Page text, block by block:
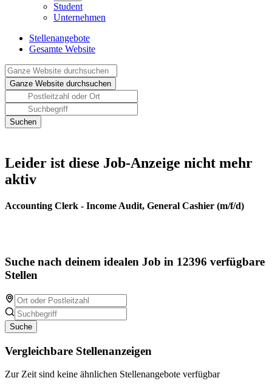
Student
Unternehmen
Stellenangebote
Gesamte Website
Leider ist diese Job-Anzeige nicht mehr
aktiv
Accounting Clerk - Income Audit, General Cashier (m/f/d)
Suche nach deinem idealen Job in 12396 verfügbare
Stellen
Suche
Vergleichbare Stellenanzeigen
Zur Zeit sind keine ähnlichen Stellenangebote verfügbar